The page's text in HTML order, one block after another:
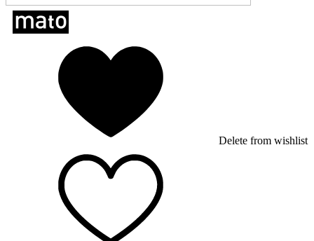
Delete from wishlist